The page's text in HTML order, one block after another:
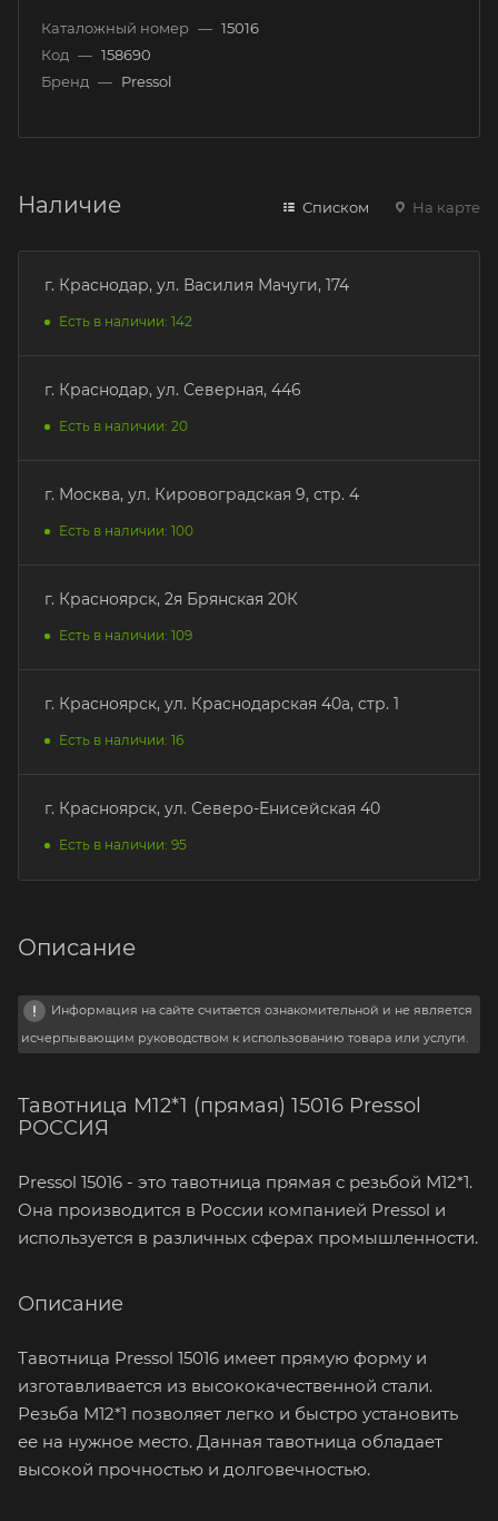
Каталожный номер — 15016
Код — 158690
Бренд — Pressol
Наличие Списком На карте
г. Краснодар, ул. Василия Мачуги, 174
Есть в наличии: 142
г. Краснодар, ул. Северная, 446
Есть в наличии: 20
г. Москва, ул. Кировоградская 9, стр. 4
Есть в наличии: 100
г. Красноярск, 2я Брянская 20К
Есть в наличии: 109
г. Красноярск, ул. Краснодарская 40а, стр. 1
Есть в наличии: 16
г. Красноярск, ул. Северо-Енисейская 40
Есть в наличии: 95
Описание
Информация на сайте считается ознакомительной и не является
исчерпывающим руководством к использованию товара или услуги.
Тавотница М12*1 (прямая) 15016 Pressol
РОССИЯ
Pressol 15016 - это тавотница прямая с резьбой М12*1.
Она производится в России компанией Pressol и
используется в различных сферах промышленности.
Описание
Тавотница Pressol 15016 имеет прямую форму и
изготавливается из высококачественной стали.
Резьба М12*1 позволяет легко и быстро установить
ее на нужное место. Данная тавотница обладает
высокой прочностью и долговечностью.